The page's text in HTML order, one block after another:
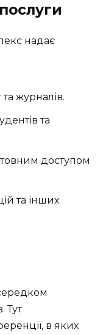
надає
журналів.
та
доступом
та інших
Тут
в яких